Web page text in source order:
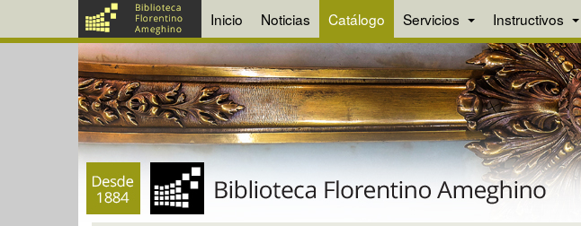
Inicio Noticias Catálogo Servicios Instructivos